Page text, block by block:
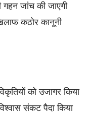
जांच की जाएगी
कठोर कानूनी
को उजागर किया
संकट पैदा किया